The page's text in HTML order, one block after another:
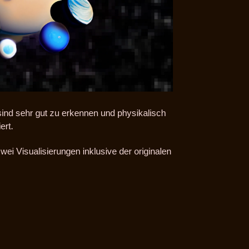
sehr gut zu erkennen und physikalisch
Visualisierungen inklusive der originalen